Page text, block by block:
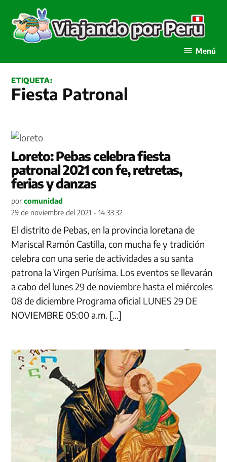
contenido
Menú
ETIQUETA:
Fiesta Patronal
Loreto: Pebas celebra fiesta
patronal 2021 con fe, retretas,
ferias y danzas
por comunidad
29 de noviembre del 2021 - 14:33:32
El distrito de Pebas, en la provincia loretana de
Mariscal Ramón Castilla, con mucha fe y tradición
celebra con una serie de actividades a su santa
patrona la Virgen Purísima. Los eventos se llevarán
a cabo del lunes 29 de noviembre hasta el miércoles
08 de diciembre Programa oficial LUNES 29 DE
NOVIEMBRE 05:00 a.m. […]